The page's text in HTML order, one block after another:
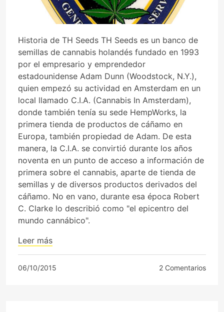
Historia de TH Seeds TH Seeds es un banco de
semillas de cannabis holandés fundado en 1993
por el empresario y emprendedor
estadounidense Adam Dunn (Woodstock, N.Y.),
quien empezó su actividad en Amsterdam en un
local llamado C.I.A. (Cannabis In Amsterdam),
donde también tenía su sede HempWorks, la
primera tienda de productos de cáñamo en
Europa, también propiedad de Adam. De esta
manera, la C.I.A. se convirtió durante los años
noventa en un punto de acceso a información de
primera sobre el cannabis, aparte de tienda de
semillas y de diversos productos derivados del
cáñamo. No en vano, durante esa época Robert
C. Clarke lo describió como "el epicentro del
mundo cannábico".
Leer más
06/10/2015 2 Comentarios